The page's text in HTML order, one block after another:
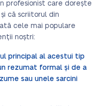
profesionist care dorește
că scriitorul din
cele mai populare
noștri:
principal al acestui tip
rezumat formal și de a
sau unele sarcini